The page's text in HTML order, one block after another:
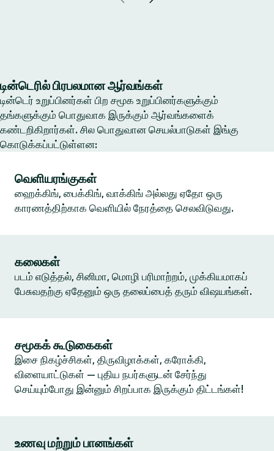
டின்டெரில் பிரபலமான ஆர்வங்கள்
டின்டெர் உறுப்பினர்கள் பிற சமூக உறுப்பினர்களுக்கும்
தங்களுக்கும் பொதுவாக இருக்கும் ஆர்வங்களைக்
கண்டறிகிறார்கள். சில பொதுவான செயல்பாடுகள் இங்கு
கொடுக்கப்பட்டுள்ளன:
வெளியரங்குகள்
ஹைக்கிங், பைக்கிங், வாக்கிங் அல்லது ஏதோ ஒரு
காரணத்திற்காக வெளியில் நேரத்தை செலவிடுவது.
கலைகள்
படம் எடுத்தல், சினிமா, மொழி பரிமாற்றம், முக்கியமாகப்
பேசுவதற்கு ஏதேனும் ஒரு தலைப்பைத் தரும் விஷயங்கள்.
சமூகக் கூடுகைகள்
இசை நிகழ்ச்சிகள், திருவிழாக்கள், கரோக்கி,
விளையாட்டுகள் — புதிய நபர்களுடன் சேர்ந்து
செய்யும்போது இன்னும் சிறப்பாக இருக்கும் திட்டங்கள்!
உணவு மற்றும் பானங்கள்